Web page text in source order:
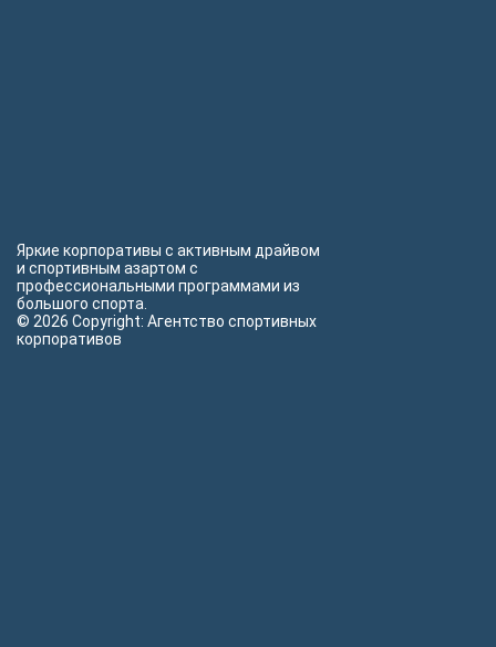
Яркие корпоративы с активным драйвом
и спортивным азартом с
профессиональными программами из
большого спорта.
© 2026 Copyright: Агентство спортивных
корпоративов